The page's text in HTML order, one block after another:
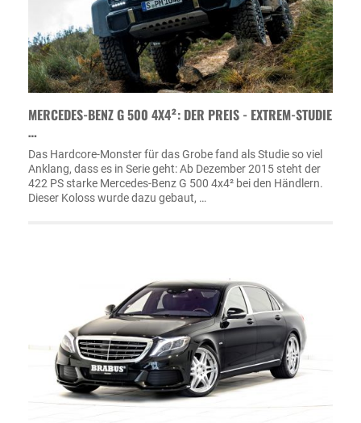
MERCEDES-BENZ G 500 4X4²: DER PREIS - EXTREM-STUDIE
…
Das Hardcore-Monster für das Grobe fand als Studie so viel
Anklang, dass es in Serie geht: Ab Dezember 2015 steht der
422 PS starke Mercedes-Benz G 500 4x4² bei den Händlern.
Dieser Koloss wurde dazu gebaut, …